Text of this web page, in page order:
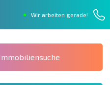
Wir arbeiten gerade!